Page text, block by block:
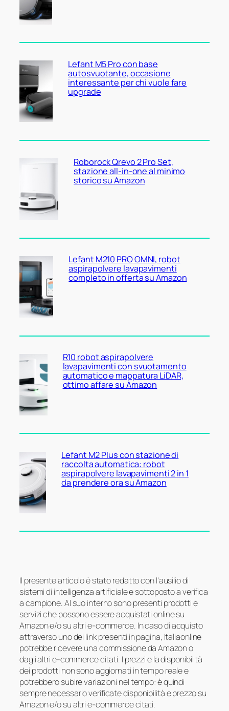
Lefant M5 Pro con base
autosvuotante, occasione
interessante per chi vuole fare
upgrade
Roborock Qrevo 2 Pro Set,
stazione all-in-one al minimo
storico su Amazon
Lefant M210 PRO OMNI, robot
aspirapolvere lavapavimenti
completo in offerta su Amazon
R10 robot aspirapolvere
lavapavimenti con svuotamento
automatico e mappatura LiDAR,
ottimo affare su Amazon
Lefant M2 Plus con stazione di
raccolta automatica: robot
aspirapolvere lavapavimenti 2 in 1
da prendere ora su Amazon
Il presente articolo è stato redatto con l’ausilio di
sistemi di intelligenza artificiale e sottoposto a verifica
a campione. Al suo interno sono presenti prodotti e
servizi che possono essere acquistati online su
Amazon e/o su altri e-commerce. In caso di acquisto
attraverso uno dei link presenti in pagina, Italiaonline
potrebbe ricevere una commissione da Amazon o
dagli altri e-commerce citati. I prezzi e la disponibilità
dei prodotti non sono aggiornati in tempo reale e
potrebbero subire variazioni nel tempo: è quindi
sempre necessario verificate disponibilità e prezzo su
Amazon e/o su altri e-commerce citati.